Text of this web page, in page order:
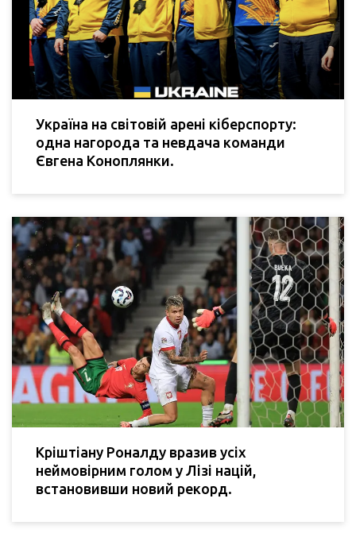
Україна на світовій арені кіберспорту:
одна нагорода та невдача команди
Євгена Коноплянки.
Кріштіану Роналду вразив усіх
неймовірним голом у Лізі націй,
встановивши новий рекорд.